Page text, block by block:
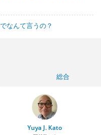
なんて言うの？
総合
Yuya J. Kato